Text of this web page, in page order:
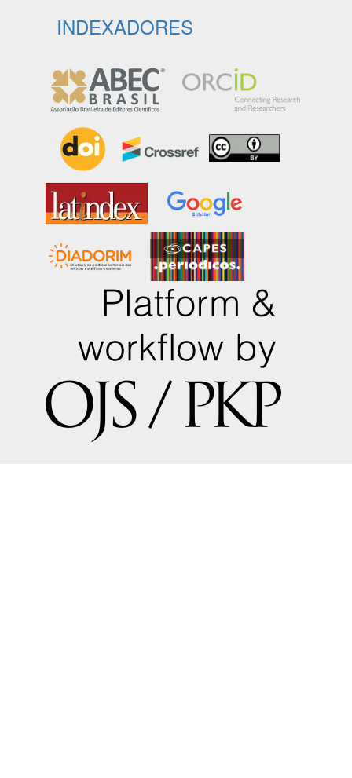
INDEXADORES